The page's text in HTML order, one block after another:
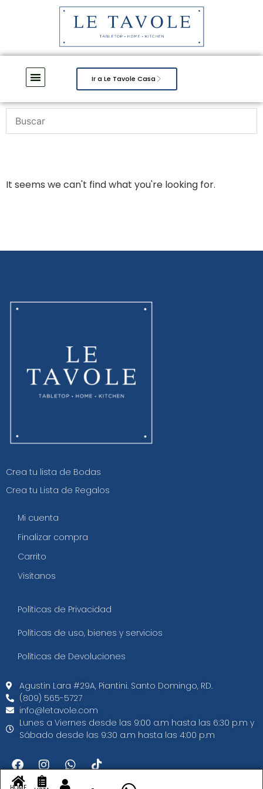
Ir a Le Tavole Casa
It seems we can't find what you're looking for.
Crea tu lista de Bodas
Crea tu Lista de Regalos
Mi cuenta
Finalizar compra
Carrito
Visítanos
Políticas de Privacidad
Políticas de uso, bienes y servicios
Políticas de Devoluciones
Agustin Lara #29A, Piantini. Santo Domingo, RD.​
(809) 565-5727
info@letavole.com
Lunes a Viernes desde las 9:00 a.m hasta las 6:30 p.m y
Sábado desde las 9:30 a.m hasta las 4:00 p.m